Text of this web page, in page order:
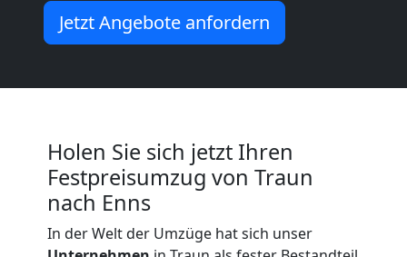
Jetzt Angebote anfordern
Holen Sie sich jetzt Ihren
Festpreisumzug von Traun
nach Enns
In der Welt der Umzüge hat sich unser
Traun
Möbeltransport
Traun
Beiladung